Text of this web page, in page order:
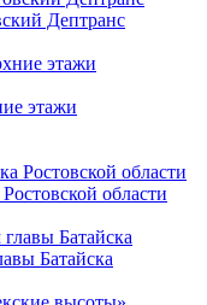
Дептранс
этажи
области
Батайска